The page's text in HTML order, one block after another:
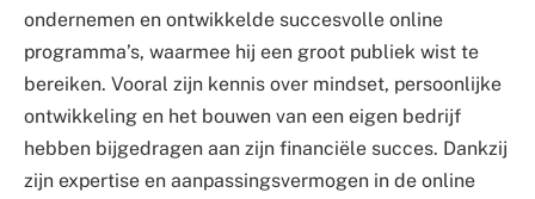
ondernemen en ontwikkelde succesvolle online
programma’s, waarmee hij een groot publiek wist te
bereiken. Vooral zijn kennis over mindset, persoonlijke
ontwikkeling en het bouwen van een eigen bedrijf
hebben bijgedragen aan zijn financiële succes. Dankzij
zijn expertise en aanpassingsvermogen in de online